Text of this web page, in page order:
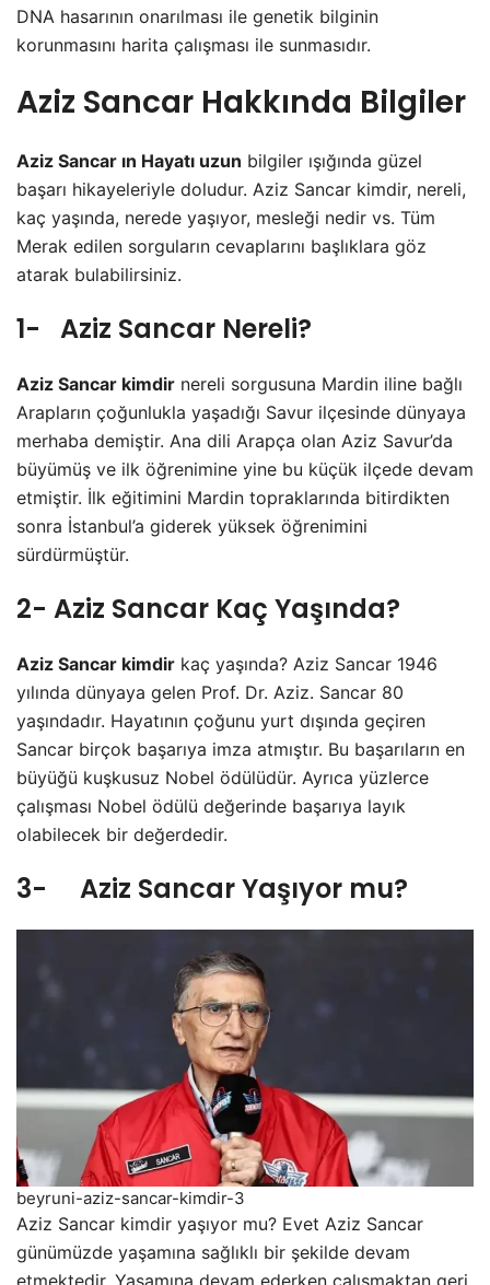
DNA hasarının onarılması ile genetik bilginin
korunmasını harita çalışması ile sunmasıdır.
Aziz Sancar Hakkında Bilgiler
Aziz Sancar ın Hayatı uzun bilgiler ışığında güzel
başarı hikayeleriyle doludur. Aziz Sancar kimdir, nereli,
kaç yaşında, nerede yaşıyor, mesleği nedir vs. Tüm
Merak edilen sorguların cevaplarını başlıklara göz
atarak bulabilirsiniz.
1- Aziz Sancar Nereli?
Aziz Sancar kimdir nereli sorgusuna Mardin iline bağlı
Arapların çoğunlukla yaşadığı Savur ilçesinde dünyaya
merhaba demiştir. Ana dili Arapça olan Aziz Savur’da
büyümüş ve ilk öğrenimine yine bu küçük ilçede devam
etmiştir. İlk eğitimini Mardin topraklarında bitirdikten
sonra İstanbul’a giderek yüksek öğrenimini
sürdürmüştür.
2- Aziz Sancar Kaç Yaşında?
Aziz Sancar kimdir kaç yaşında? Aziz Sancar 1946
yılında dünyaya gelen Prof. Dr. Aziz. Sancar 80
yaşındadır. Hayatının çoğunu yurt dışında geçiren
Sancar birçok başarıya imza atmıştır. Bu başarıların en
büyüğü kuşkusuz Nobel ödülüdür. Ayrıca yüzlerce
çalışması Nobel ödülü değerinde başarıya layık
olabilecek bir değerdedir.
3- Aziz Sancar Yaşıyor mu?
beyruni-aziz-sancar-kimdir-3
Aziz Sancar kimdir yaşıyor mu? Evet Aziz Sancar
günümüzde yaşamına sağlıklı bir şekilde devam
etmektedir. Yaşamına devam ederken çalışmaktan geri